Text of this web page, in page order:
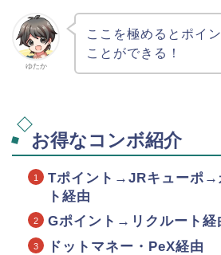
ゆたか
ここを極めるとポイ
ことができる！
お得なコンボ紹介
Tポイント→JRキューポ→
ト経由
Gポイント→リクルート経
ドットマネー・PeX経由